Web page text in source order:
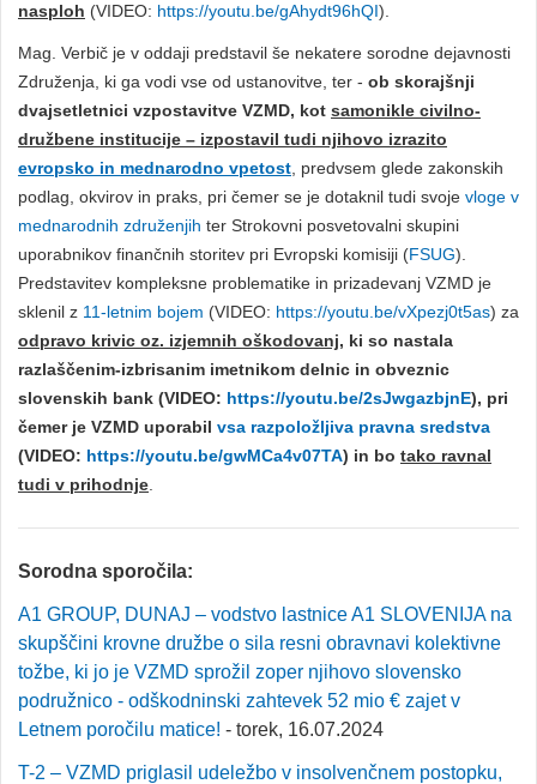
nasploh (VIDEO: https://youtu.be/gAhydt96hQI).
Mag. Verbič je v oddaji predstavil še nekatere sorodne dejavnosti
Združenja, ki ga vodi vse od ustanovitve, ter - ob skorajšnji
dvajsetletnici vzpostavitve VZMD, kot samonikle civilno-
družbene institucije – izpostavil tudi njihovo izrazito
evropsko in mednarodno vpetost , predvsem glede zakonskih
podlag, okvirov in praks, pri čemer se je dotaknil tudi svoje vloge v
mednarodnih združenjih ter Strokovni posvetovalni skupini
uporabnikov finančnih storitev pri Evropski komisiji (FSUG).
Predstavitev kompleksne problematike in prizadevanj VZMD je
sklenil z 11-letnim bojem (VIDEO: https://youtu.be/vXpezj0t5as) za
odpravo krivic oz. izjemnih oškodovanj, ki so nastala
razlaščenim-izbrisanim imetnikom delnic in obveznic
slovenskih bank (VIDEO: https://youtu.be/2sJwgazbjnE), pri
čemer je VZMD uporabil vsa razpoložljiva pravna sredstva
(VIDEO: https://youtu.be/gwMCa4v07TA) in bo tako ravnal
tudi v prihodnje
Sorodna sporočila:
A1 GROUP, DUNAJ – vodstvo lastnice A1 SLOVENIJA na
skupščini krovne družbe o sila resni obravnavi kolektivne
tožbe, ki jo je VZMD sprožil zoper njihovo slovensko
podružnico - odškodninski zahtevek 52 mio € zajet v
Letnem poročilu matice! - torek, 16.07.2024
T-2 – VZMD priglasil udeležbo v insolvenčnem postopku,